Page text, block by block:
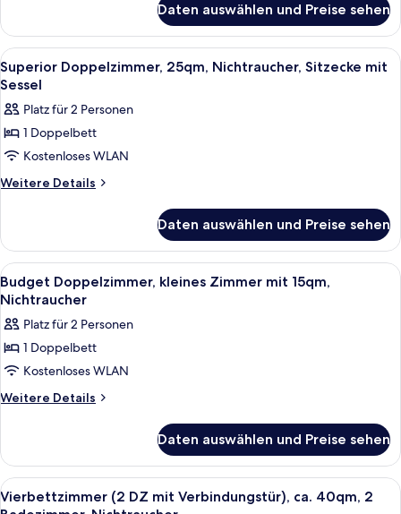
Nichtraucher
anzeigen
Einzelzimmer,
kleines
Zimmer
mit
10qm,
Nichtraucher
Daten auswählen und Preise sehen
Alle
Fotos
für
Superior
Doppelzimmer,
25qm,
Nichtraucher,
Sessel
anzeigen
Ein Hotelzimmer mit einem
3
Superior Doppelzimmer, 25qm, Nichtraucher, Sitzecke mit
Sessel
Platz für 2 Personen
1 Doppelbett
Kostenloses WLAN
Weitere Details
Weitere
Doppelzimmer,
25qm,
Nichtraucher,
Sitzecke
Sessel
Daten auswählen und Preise sehen
Alle
Fotos
für
Budget
Doppelzimmer,
kleines
Zimmer
Nichtraucher
anzeigen
Ein Hotelzimmer mit einem großen
4
Budget Doppelzimmer, kleines Zimmer mit 15qm,
Nichtraucher
Platz für 2 Personen
1 Doppelbett
Kostenloses WLAN
Weitere Details
Weitere
Doppelzimmer,
kleines
Zimmer
mit
Daten auswählen und Preise sehen
Alle
Fotos
Ein Hotelzimmer mit Doppelbett,
5
Vierbettzimmer (2 DZ mit Verbindungstür), ca. 40qm, 2